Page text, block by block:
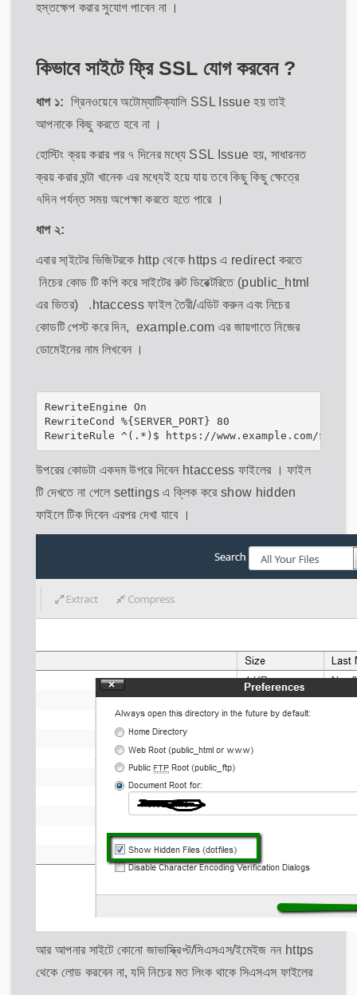
হস্তক্ষেপ করার সুযোগ পাবেন না ।
কিভাবে সাইটে ফ্রি SSL যোগ করবেন ?
ধাপ ১: গ্রিনওয়েবে অটোম্যাটিক্যালি SSL Issue হয় তাই
আপনাকে কিছু করতে হবে না ।
হোস্টিং ক্রয় করার পর ৭ দিনের মধ্যে SSL Issue হয়, সাধারনত
ক্রয় করার ঘন্টা খানেক এর মধ্যেই হয়ে যায় তবে কিছু কিছু ক্ষেত্রে
৭দিন পর্যন্ত সময় অপেক্ষা করতে হতে পারে ।
ধাপ ২:
এবার সা্ইটের ভিজিটরকে http থেকে https এ redirect করতে
নিচের কোড টি কপি করে সাইটের রুট ডিরেক্টরিতে (public_html
এর ভিতর) .htaccess ফাইল তৈরী/এডিট করুন এবং নিচের
কোডটি পেস্ট করে দিন, example.com এর জায়গাতে নিজের
ডোমেইনের নাম লিখবেন ।
RewriteEngine On
RewriteCond %{SERVER_PORT} 80
RewriteRule ^(.*)$ https://www.example.com/$1
উপরের কোডটা একদম উপরে দিবেন htaccess ফাইলের । ফাইল
টি দেখতে না পেলে settings এ ক্লিক করে show hidden
ফাইলে টিক দিবেন এরপর দেখা যাবে ।
আর আপনার সাইটে কোনো জাভাস্ক্রিপ্ট/সিএসএস/ইমেইজ নন https
থেকে লোড করবেন না, যদি নিচের মত লিংক থাকে সিএসএস ফাইলের